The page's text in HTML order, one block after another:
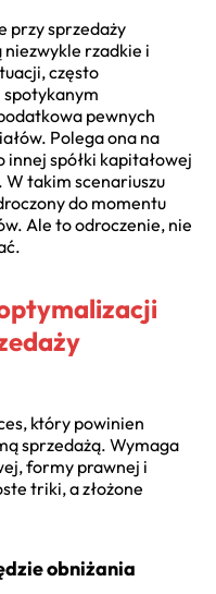
przy sprzedaży
niezwykle rzadkie i
często
spotykanym
pewnych
Polega ona na
innej spółki kapitałowej
W takim scenariuszu
do momentu
Ale to odroczenie, nie
który powinien
sprzedażą. Wymaga
formy prawnej i
triki, a złożone
obniżania